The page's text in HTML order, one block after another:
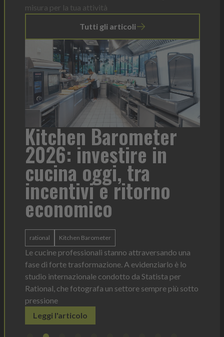
misura per la tua attività
Tutti gli articoli
Kitchen Barometer
2026: investire in
cucina oggi, tra
incentivi e ritorno
economico
rational Kitchen Barometer
Le cucine professionali stanno attraversando una
fase di forte trasformazione. A evidenziarlo è lo
studio internazionale condotto da Statista per
Rational, che fotografa un settore sempre più sotto
pressione
Leggi l'articolo